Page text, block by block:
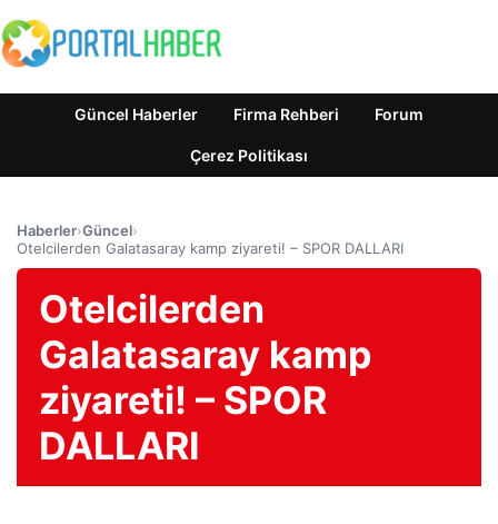
Güncel Haberler Firma Rehberi Forum
Çerez Politikası
Haberler›Güncel›
Otelcilerden Galatasaray kamp ziyareti! – SPOR DALLARI
Otelcilerden
Galatasaray kamp
ziyareti! – SPOR
DALLARI